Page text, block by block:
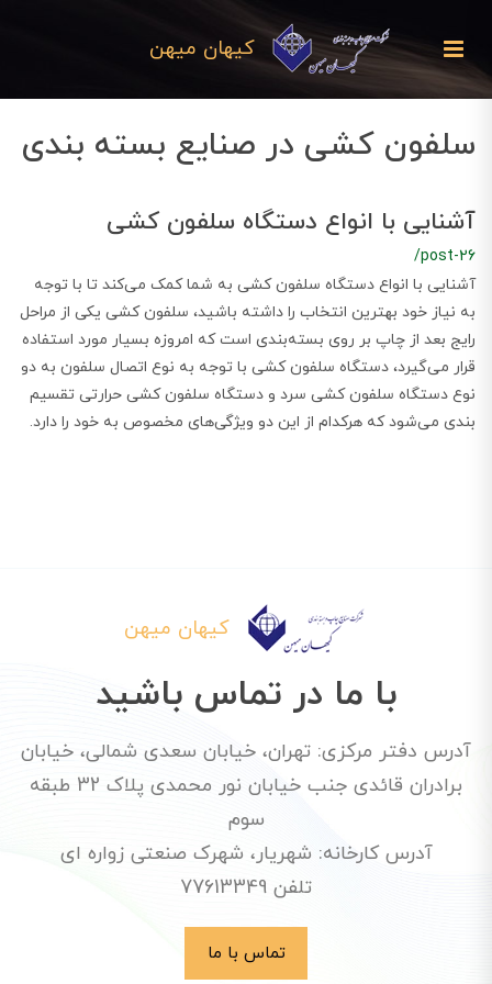
کیهان میهن
سلفون کشی در صنایع بسته بندی
آشنایی با انواع دستگاه‌ سلفون کشی
/post-26
آشنایی با انواع دستگاه سلفون کشی به شما کمک می‌کند تا با توجه
به نیاز خود بهترین انتخاب را داشته باشید، سلفون کشی یکی از مراحل
رایج بعد از چاپ بر روی بسته‌بندی است که امروزه بسیار مورد استفاده
قرار می‌گیرد، دستگاه سلفون کشی با توجه به نوع اتصال سلفون به دو
نوع دستگاه سلفون کشی سرد و دستگاه سلفون کشی حرارتی تقسیم
بندی می‌شود که هرکدام از این دو ویژگی‌های مخصوص به خود را دارد.
کیهان میهن
با ما در تماس باشید
آدرس دفتر مرکزی: تهران، خیابان سعدی شمالی، خیابان
برادران قائدی جنب خیابان نور محمدی پلاک 32 طبقه
سوم
آدرس کارخانه: شهریار، شهرک صنعتی زواره ای
تلفن 77613349
تماس با ما